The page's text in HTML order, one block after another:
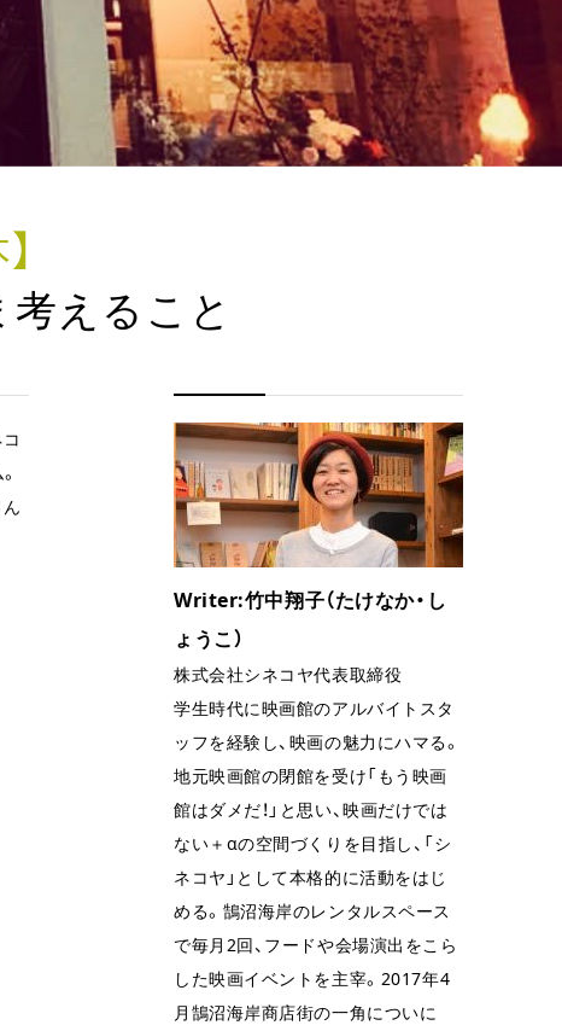
考えること
Writer:竹中翔子（たけなか・し
ょうこ）
株式会社シネコヤ代表取締役
学生時代に映画館のアルバイトスタ
ッフを経験し、映画の魅力にハマる。
地元映画館の閉館を受け「もう映画
館はダメだ！」と思い、映画だけでは
ない＋αの空間づくりを目指し、「シ
ネコヤ」として本格的に活動をはじ
める。鵠沼海岸のレンタルスペース
で毎月2回、フードや会場演出をこら
した映画イベントを主宰。2017年4
月鵠沼海岸商店街の一角についに